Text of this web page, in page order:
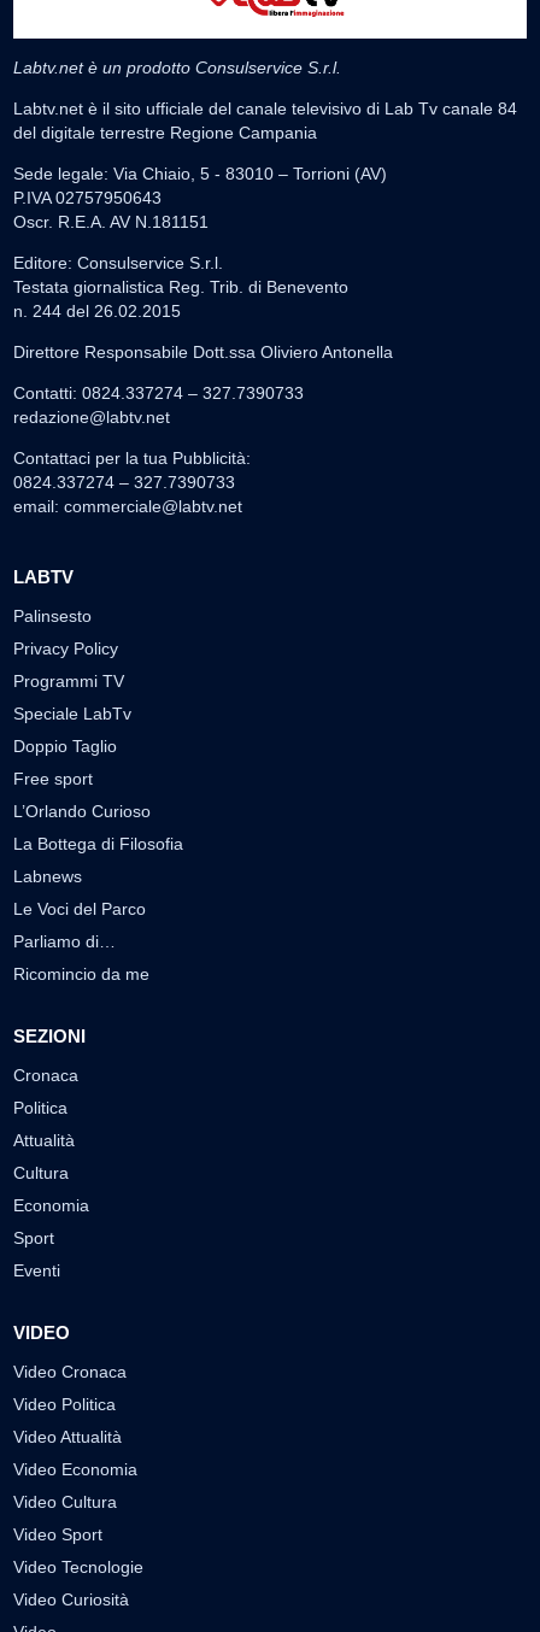
Labtv.net è un prodotto Consulservice S.r.l.
Labtv.net è il sito ufficiale del canale televisivo di Lab Tv canale 84
del digitale terrestre Regione Campania
Sede legale: Via Chiaio, 5 - 83010 – Torrioni (AV)
P.IVA 02757950643
Oscr. R.E.A. AV N.181151
Editore: Consulservice S.r.l.
Testata giornalistica Reg. Trib. di Benevento
n. 244 del 26.02.2015
Direttore Responsabile Dott.ssa Oliviero Antonella
Contatti: 0824.337274 – 327.7390733
redazione@labtv.net
Contattaci per la tua Pubblicità:
0824.337274 – 327.7390733
email: commerciale@labtv.net
LABTV
Palinsesto
Privacy Policy
Programmi TV
Speciale LabTv
Doppio Taglio
Free sport
L’Orlando Curioso
La Bottega di Filosofia
Labnews
Le Voci del Parco
Parliamo di…
Ricomincio da me
SEZIONI
Cronaca
Politica
Attualità
Cultura
Economia
Sport
Eventi
VIDEO
Video Cronaca
Video Politica
Video Attualità
Video Economia
Video Cultura
Video Sport
Video Tecnologie
Video Curiosità